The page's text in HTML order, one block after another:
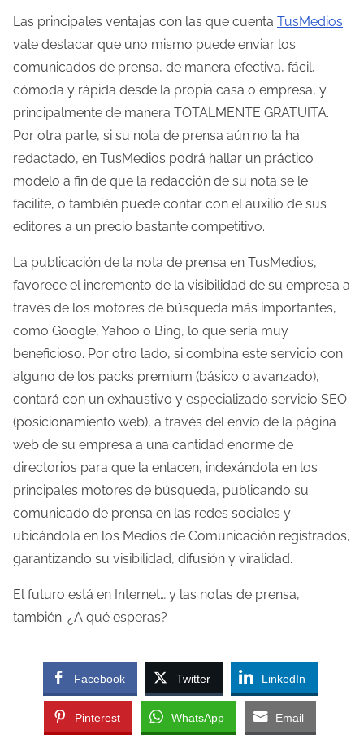
e
t
d
Las principales ventajas con las que cuenta TusMedios
vale destacar que uno mismo puede enviar los
comunicados de prensa, de manera efectiva, fácil,
cómoda y rápida desde la propia casa o empresa, y
principalmente de manera TOTALMENTE GRATUITA.
Por otra parte, si su nota de prensa aún no la ha
redactado, en TusMedios podrá hallar un práctico
modelo a fin de que la redacción de su nota se le
facilite, o también puede contar con el auxilio de sus
editores a un precio bastante competitivo.
La publicación de la nota de prensa en TusMedios,
favorece el incremento de la visibilidad de su empresa a
través de los motores de búsqueda más importantes,
como Google, Yahoo o Bing, lo que sería muy
beneficioso. Por otro lado, si combina este servicio con
alguno de los packs premium (básico o avanzado),
contará con un exhaustivo y especializado servicio SEO
(posicionamiento web), a través del envío de la página
web de su empresa a una cantidad enorme de
directorios para que la enlacen, indexándola en los
principales motores de búsqueda, publicando su
comunicado de prensa en las redes sociales y
ubicándola en los Medios de Comunicación registrados,
garantizando su visibilidad, difusión y viralidad.
El futuro está en Internet… y las notas de prensa,
también. ¿A qué esperas?
Facebook Twitter LinkedIn
Pinterest WhatsApp Email